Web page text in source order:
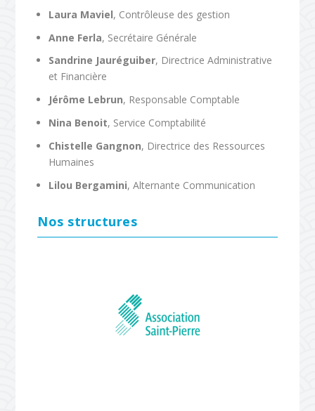
Laura Maviel, Contrôleuse des gestion
Anne Ferla, Secrétaire Générale
Sandrine Jauréguiber, Directrice Administrative
et Financière
Jérôme Lebrun, Responsable Comptable
Nina Benoit, Service Comptabilité
Chistelle Gangnon, Directrice des Ressources
Humaines
Lilou Bergamini, Alternante Communication
Nos structures